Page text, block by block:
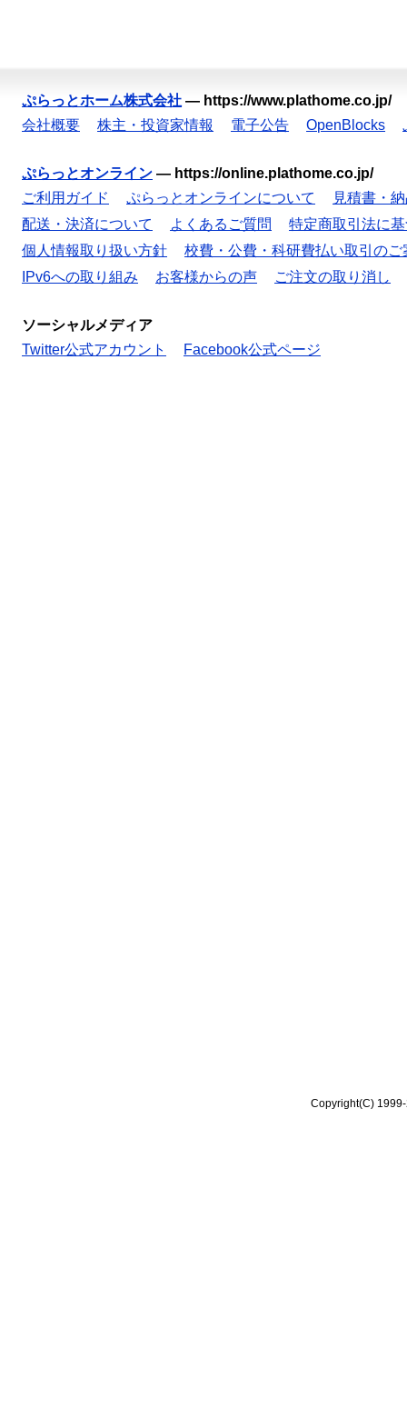
ぷらっとホーム株式会社 — https://www.plathome.co.jp/
会社概要
株主・投資家情報 電子公告 OpenBlocks
ぷらっとオンライン — https://online.plathome.co.jp/
ご利用ガイド
ぷらっとオンラインについて
見積書・
配送・決済について
よくあるご質問
特定商取引法に
個人情報取り扱い方針
校費・公費・科研費払い取引のご
IPv6への取り組み
お客様からの声 ご注文の取り消し
ソーシャルメディア
Twitter公式アカウント
Facebook公式ページ
Copyright(C)